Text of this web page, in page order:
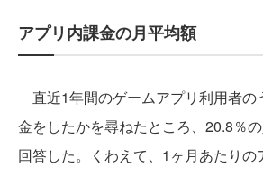
アプリ内課金の月平均額
直近1年間のゲームアプリ利用者の
金をしたかを尋ねたところ、20.8％
回答した。くわえて、1ヶ月あたりの